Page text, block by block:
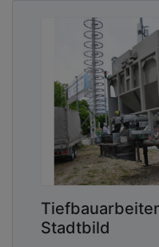
Stadtbild